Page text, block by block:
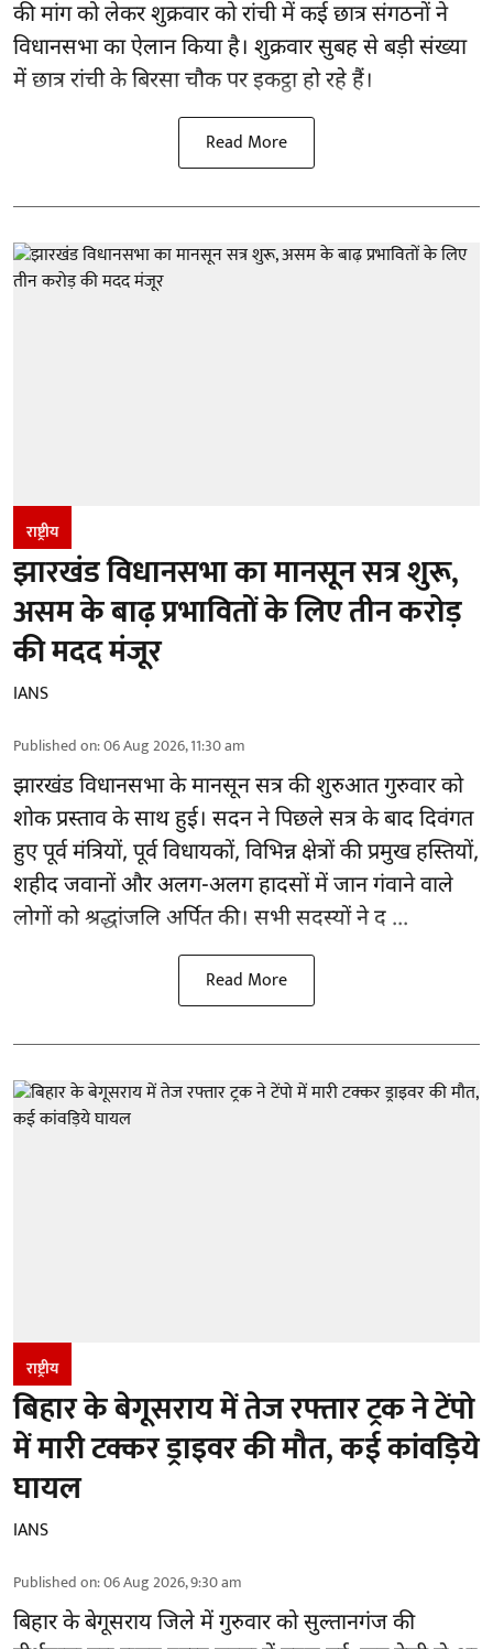
की मांग को लेकर शुक्रवार को रांची में कई छात्र संगठनों ने
विधानसभा का ऐलान किया है। शुक्रवार सुबह से बड़ी संख्या
में छात्र रांची के बिरसा चौक पर इकट्ठा हो रहे हैं।
Read More
राष्ट्रीय
झारखंड विधानसभा का मानसून सत्र शुरू,
असम के बाढ़ प्रभावितों के लिए तीन करोड़
की मदद मंजूर
IANS
Published on:06 Aug 2026, 11:30 am
झारखंडविधानसभा के मानसून सत्र की शुरुआत गुरुवार को
शोक प्रस्ताव के साथ हुई। सदन ने पिछले सत्र के बाद दिवंगत
हुए पूर्व मंत्रियों, पूर्व विधायकों, विभिन्न क्षेत्रों की प्रमुख हस्तियों,
शहीद जवानों और अलग-अलग हादसों में जान गंवाने वाले
लोगों को श्रद्धांजलि अर्पित की। सभी सदस्यों ने द ...
Read More
राष्ट्रीय
बिहार के बेगूसराय में तेज रफ्तार ट्रक ने टेंपो
में मारी टक्कर ड्राइवर की मौत, कई कांवड़िये
घायल
IANS
Published on:06 Aug 2026, 9:30 am
बिहारके बेगूसराय जिले में गुरुवार को सुल्तानगंज की